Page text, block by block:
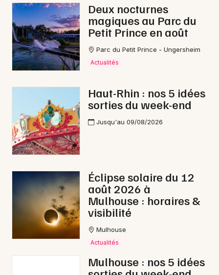
Deux nocturnes
magiques au Parc du
Petit Prince en août
Parc du Petit Prince - Ungersheim
Actualités
Haut-Rhin : nos 5 idées
sorties du week-end
Jusqu'au 09/08/2026
Éclipse solaire du 12
août 2026 à
Mulhouse : horaires &
visibilité
Mulhouse
Actualités
Mulhouse : nos 5 idées